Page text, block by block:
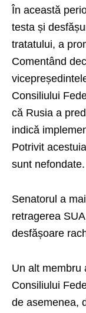
În această
testa și
tratatului, a
Comentând
Consiliului
că Rusia a
indică
Potrivit
sunt nefondate.
Senatorul a
retragerea
desfășoare
Un alt membru
Consiliului
de asemenea,